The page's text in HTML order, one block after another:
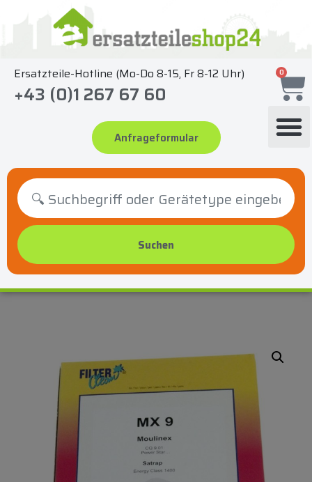
springen
Ersatzteile-Hotline (Mo-Do 8-15, Fr 8-12 Uhr)
+43 (0)1 267 67 60
Anfrageformular
0